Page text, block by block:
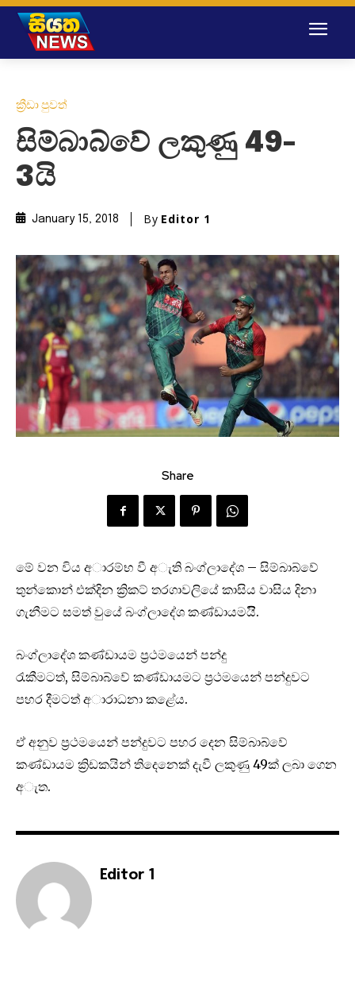
ක්‍රීඩා පුවත්
සිම්බාබ්වේ ලකුණු 49-
3යි
January 15, 2018 By Editor 1
Share
මේ වන විය අාරම්භ වී අැති බංග්ලාදේශ – සිම්බාබ්වේ
තුන්කොන් එක්දින ක්‍රිකට් තරගාවලියේ කාසිය වාසිය දිනා
ගැනීමට සමත් වුයේ බංග්ලාදේශ කණ්ඩායමයිි.
බංග්ලාදේශ කණ්ඩායම ප්‍රථමයෙන් පන්දු
රැකීමටත්, සිම්බාබ්වේ කණ්ඩායමට ප්‍රථමයෙන් පන්දුවට
පහර දීමටත් අාරාධනා කළේය.
ඒ අනුව ප්‍රථමයෙන් පන්දුවට පහර දෙන සිම්බාබ්වේ
කණ්ඩායම ක්‍රිඩකයින් තිදෙනෙක් දැවී ලකුණු 49ක් ලබා ගෙන
අැත.
Editor 1